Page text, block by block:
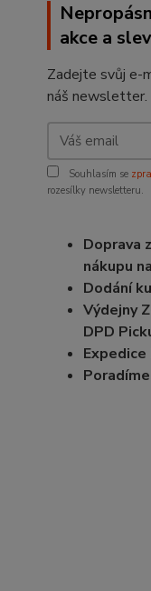
akce a
Zadejte svůj e-
náš newsletter.
Souhlasím se
rozesílky newsletteru.
Doprava
nákupu
Dodání
Výdejny
DPD
Expedice